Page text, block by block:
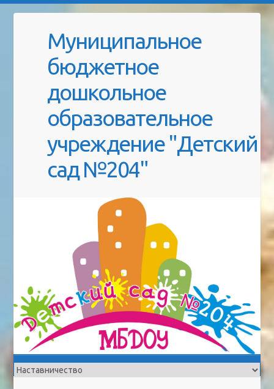
Муниципальное
бюджетное
дошкольное
образовательное
учреждение "Детский
сад №204"